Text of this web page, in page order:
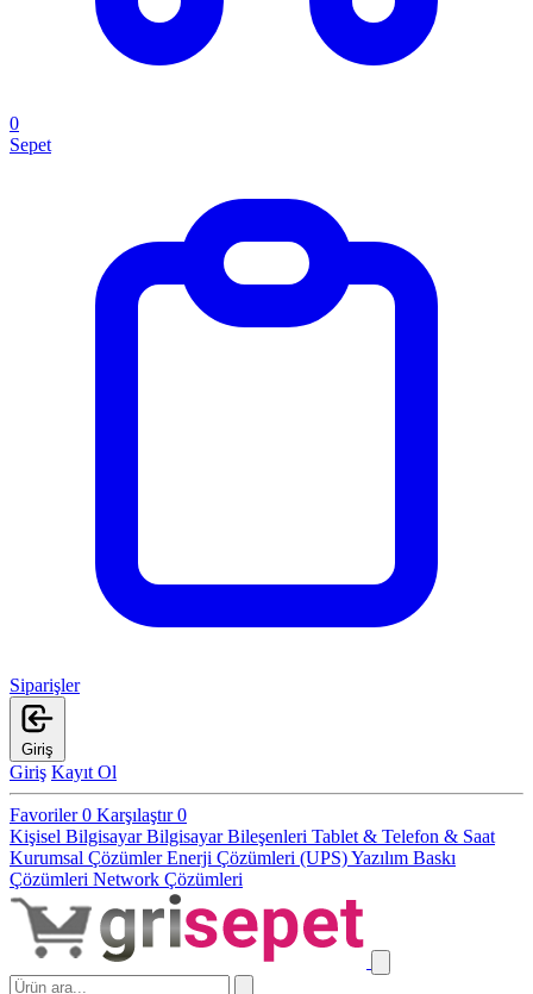
0
Sepet
Siparişler
Giriş
Giriş Kayıt Ol
Favoriler0 Karşılaştır0
Kişisel BilgisayarBilgisayar Bileşenleri Tablet & Telefon & Saat
Kurumsal ÇözümlerEnerji Çözümleri (UPS)Yazılım Baskı
Çözümleri Network Çözümleri